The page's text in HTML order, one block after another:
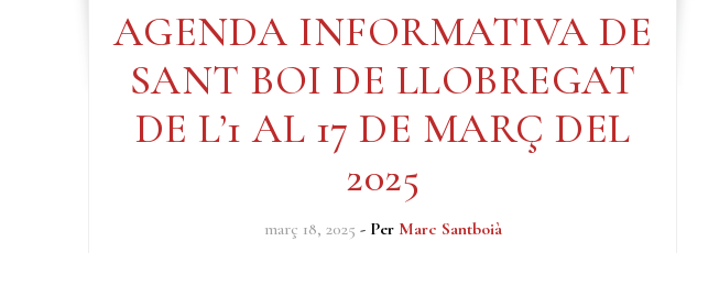
AGENDA INFORMATIVA DE
SANT BOI DE LLOBREGAT
DE L’1 AL 17 DE MARÇ DEL
2025
març 18, 2025 - Per Marc Santboià